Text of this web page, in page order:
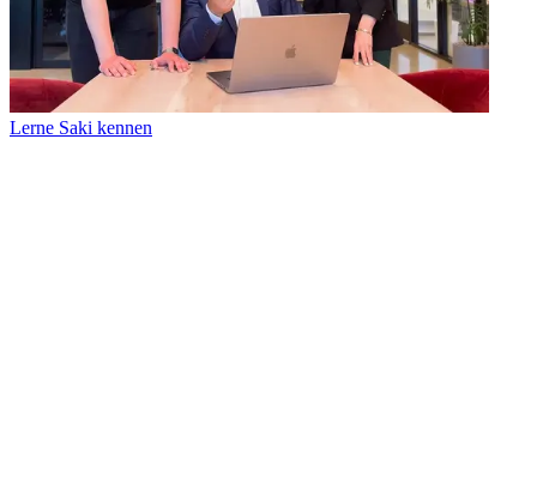
Lerne Saki kennen